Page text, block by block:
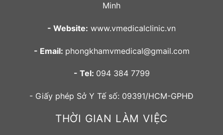
Minh
- Website: www.vmedicalclinic.vn
- Email: phongkhamvmedical@gmail.com
- Tel: 094 384 7799
- Giấy phép Sở Y Tế số: 09391/HCM-GPHĐ
THỜI GIAN LÀM VIỆC